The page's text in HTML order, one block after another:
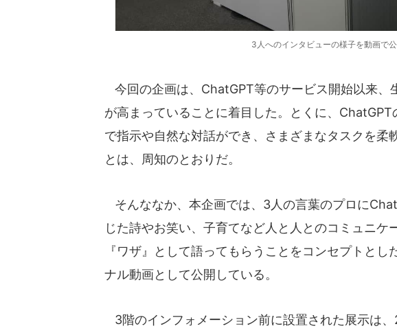
3人へのインタビューの様子を動画で
今回の企画は、ChatGPT等のサービス開始以来、
が高まっていることに着目した。とくに、
で指示や自然な対話ができ、さまざまなタスクを柔
とは、周知のとおりだ。
そんななか、本企画では、3人の言葉のプロに
じた詩やお笑い、子育てなど人と人とのコミュニケ
『ワザ』として語ってもらうことをコンセプトと
ナル動画として公開している。
3階のインフォメーション前に設置された展示は